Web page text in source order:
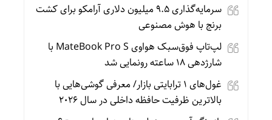
سرمایه‌گذاری ۹.۵ میلیون دلاری آرامکو برای کشت
برنج با هوش مصنوعی
لپ‌تاپ فوق‌سبک هواوی MateBook Pro S با
شارژدهی ۱۸ ساعته رونمایی شد
غول‌های ۱ ترابایتی بازار/ معرفی گوشی‌هایی با
بالاترین ظرفیت حافظه داخلی در سال ۲۰۲۶